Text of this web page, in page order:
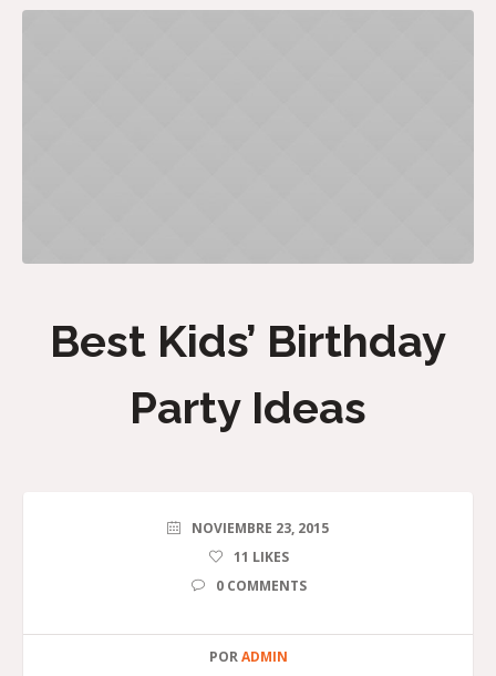
Best Kids’ Birthday
Party Ideas
NOVIEMBRE 23, 2015
11 LIKES
0 COMMENTS
PORADMIN